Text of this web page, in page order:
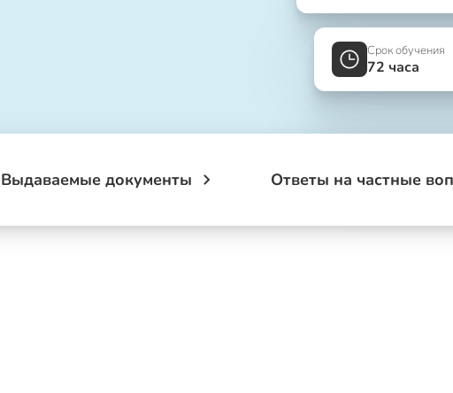
Срок обучения
72 часа
Выдаваемые документы Ответы на частные